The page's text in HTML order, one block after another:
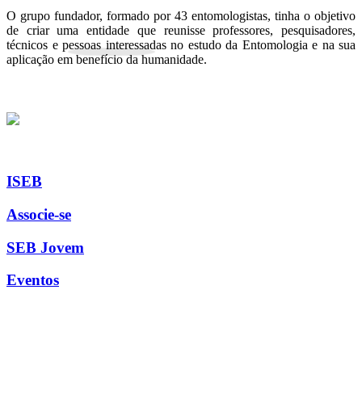
O grupo fundador, formado por 43 entomologistas, tinha o objetivo
de criar uma entidade que reunisse professores, pesquisadores,
técnicos e pessoas interessadas no estudo da Entomologia e na sua
aplicação em benefício da humanidade.
ISEB
Associe-se
SEB Jovem
Eventos